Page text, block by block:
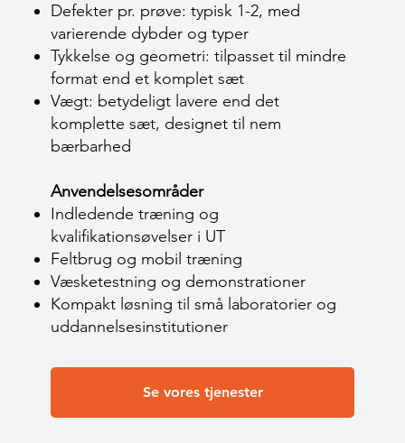
Defekter pr. prøve: typisk 1-2, med
varierende dybder og typer
Tykkelse og geometri: tilpasset til mindre
format end et komplet sæt
Vægt: betydeligt lavere end det
komplette sæt, designet til nem
bærbarhed
Anvendelsesområder
Indledende træning og
kvalifikationsøvelser i UT
Feltbrug og mobil træning
Væsketestning og demonstrationer
Kompakt løsning til små laboratorier og
uddannelsesinstitutioner
Se vores tjenester